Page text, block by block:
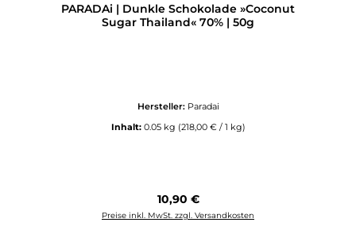
PARADAi | Dunkle Schokolade »Coconut
Sugar Thailand« 70% | 50g
Hersteller: Paradai
Inhalt: 0.05 kg (218,00 € / 1 kg)
Regulärer Preis:
10,90 €
Preise inkl. MwSt. zzgl. Versandkosten